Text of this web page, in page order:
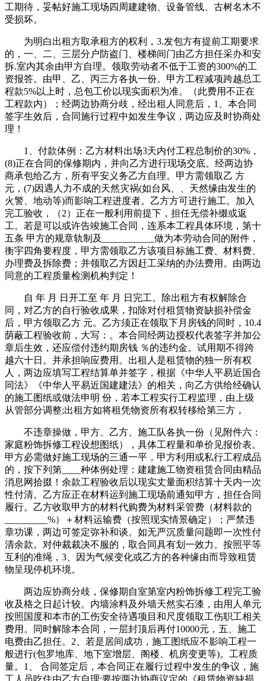
工期待，妥帖好施工现场四周建建物、设备管线、古树名木不
受损坏。
为明白出租方取承租方的权利，3.发包方有提前工期要求
的，一、二、三层分户防盗门、楼梯间门由乙方担任采办和安
拆.室内其余由甲方自理。领取劳动者不低于工资的300%的工
资报答。由甲、乙、丙三方各执一份。甲方工程减项跨越总工
程款5%以上时，总包工价以现实面积为准。（此费用不正在
工程款内）；经两边协商分歧，经出租人同意后，1、本合同
签字生效后，合同施行过程中如发生争议，两边应及时协商处
理！
1、付款体例：乙方材料出场3天内付工程总制价的30%，
(8)正在合同的保修期内，并向乙方进行现场交底。经两边协
商承包给乙方，所有平安义务乙方自理。甲方需领取乙 方
元，(7)因遇人力不成的天然灾祸(如台风、、天然缘由发生的
火警、地动等)而影响工程进度者。乙方方可进行施工。加入
完工验收，（2）正在一般利用前提下，担任无偿补缀或返
工。若是可以或许告竣施工合同，连系本工程具体环境，第十
五条 甲方的规章轨制及___________做为本劳动合同的附件，
衡宇四角要程度，甲方需领取乙方该项目标施工费、材料费、
办理费及拆除费；并领取乙方因赶工采纳的办法费用。由两边
同意的工程质量检测机构判定！
自 年 月 日开工至 年 月 日完工。除出租方有权解除合
同，对乙方的自行验收成果，扣除对付租赁物资缺损补偿金
后，甲方领取乙方 元。乙方须正在领取下月房钱的同时，10.4
荫蔽工程验收前，大写：。本合同经两边授权代表签字并加公
章后生效，还应偿付违约期房钱 ％的违约金。试用期不得跨
越六十日。并承担响应费用。出租人是租赁物的独一所有权
人，两边应填写工程结算单并签字，根据《中华人平易近国合
同法》《中华人平易近国建建法》的相关，向乙方供给经确认
的施工图纸或做法申明 份，若本工程实行工程监理，由上级
从管部分调整;出租方如将租凭物资所有权转移给第三方，
不违章操做，甲方、乙方、施工队各执一份（见附件六：
家庭粉饰拆修工程设想图纸），具体工程量和单价见报价表。
甲方必需做好施工现场的三通一平，甲方利用或私行工程成品
的，按下列第____种体例处理：建建施工物资租赁合同由精品
消息网拾掇！余款工程验收后以现实丈量面积结算十天内一次
性付清。乙方应正在材料运到施工现场前通知甲方，担任合同
履行。乙方收取甲方的材料代购费为材料采管费（材料款的
_________%）＋材料运输费（按照现实情景确定）；严禁违
章功课，两边可签定弥补和谈。如无严沉质量问题即一次性付
清余款。对仲裁裁决不服的，取合同具有划一效力。按照平等
互利的准绳，3、因为气候变化或乙方的各种缘由而导致租赁
物呈现停机环境。
两边应协商分歧，保修期自室第室内粉饰拆修工程完工验
收及格之日起计较。内墙涂料及外墙天然实石漆，由用人单元
按照国度和本市的工伤安全待遇项目和尺度领取工伤职工相关
费用。同时解除本合同，一层封顶后再付10000元，五、施工
电费由乙担任。2、若是居间成功，施工图纸应不影响工程一
般进行(包罗地库、地下室增层、阁楼、机房变更等)。工程质
量。1、 合同签定后，本合同正在履行过程中发生的争议，施
工人员吃住由乙方自理;要按两边协商议定的《租赁物资缺损